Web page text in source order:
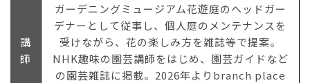
講
師
ガーデニングミュージアム花遊庭のヘッドガー
デナーとして従事し、個人庭のメンテナンスを
受けながら、花の楽しみ方を雑誌等で提案。
NHK趣味の園芸講師をはじめ、園芸ガイドなど
の園芸雑誌に掲載。2026年よりbranch place